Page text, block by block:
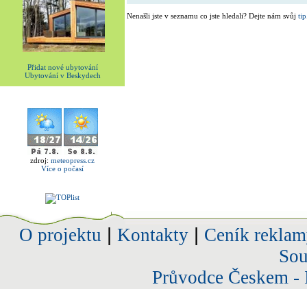
Přidat nové ubytování
Ubytování v Beskydech
zdroj: meteopress.cz
Více o počasí
Nenašli jste v seznamu co jste hledali? Dejte nám svůj tip
O projektu Kontakty| Ceník
Průvodce Českem